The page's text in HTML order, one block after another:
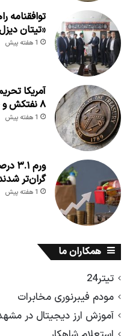
توافقنامه
«تیتان
1 هفته پیش
آمریکا
۸ نفتکش و ۱۰ نهاد در لیست تحریم
1 هفته پیش
ورم
گران‌تر
1 هفته پیش
همکاران ما
تیتر24
مودم فیبرنوری مخابرات
آموزش ارز دیجیتال در